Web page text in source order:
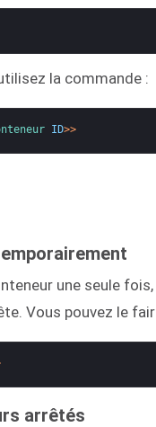
la commande :
ID>>
une seule
Vous pouvez le
arrêtés